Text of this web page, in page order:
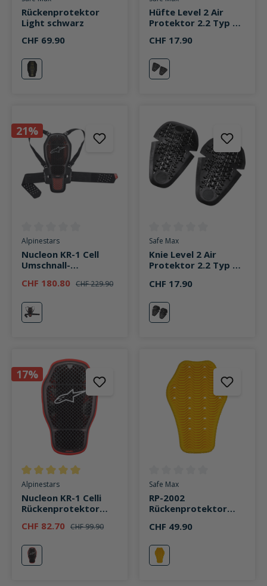
Rückenprotektor
Light schwarz
CHF 69.90
schwarz
Hüfte Level 2 Air
Protektor 2.2 Typ B
CHF 17.90
rot
21%
Durchschnittliche Bewertung von 0 von 5 Sternen
Alpinestars
Nucleon KR-1 Cell
Umschnall-
rot/schwarz
CHF 180.80 CHF 229.90
rot
Durchschnittliche Bewertung
Safe Max
Knie Level 2 Air
Protektor 2.2 Typ B
CHF 17.90
schwarz
17%
Durchschnittliche Bewertung von 5 von 5 Sternen
Alpinestars
Nucleon KR-1 Celli
Rückenprotektor
CHF 82.70 CHF 99.90
rot
Durchschnittliche Bewertung
Safe Max
RP-2002
Rückenprotektor
gelb
CHF 49.90
gelb